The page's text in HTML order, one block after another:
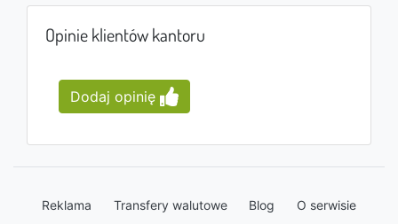
Opinie klientów kantoru
Dodaj opinię
Reklama Transfery walutowe Blog O serwisie